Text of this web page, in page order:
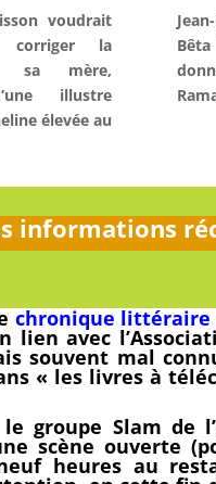
voudrait
la
sa mère,
illustre
élevée au
informations
chronique littéraire
avec
souvent mal
« les livres à
Slam de
scène ouverte
heures au